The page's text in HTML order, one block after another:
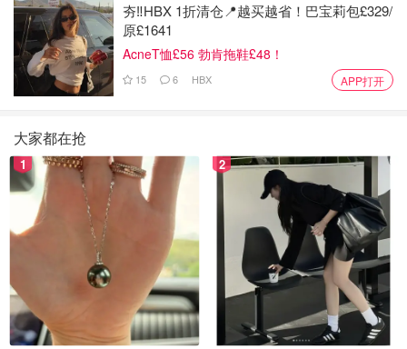
夯‼️HBX 1折清仓📍越买越省！巴宝莉包£329/
原£1641
AcneT恤£56 勃肯拖鞋£48！
15 6 HBX APP打开
大家都在抢
1 2